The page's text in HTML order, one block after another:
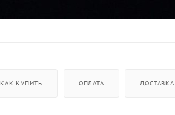
КАК КУПИТЬ ОПЛАТА ДОСТАВКА